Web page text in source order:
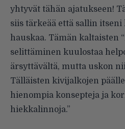
yhtyvät tähän ajatukseen!
siis tärkeää että sallin itseni
hauskaa. Tämän kaltaisten
selittäminen kuulostaa
ärsyttävältä, mutta uskon
Tälläisten kivijalkojen
hienompia konsepteja ja
hiekkalinnoja.”